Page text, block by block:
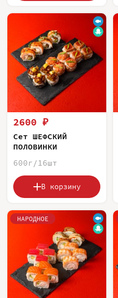
2600 ₽
Сет ШЕФСКИЙ
ПОЛОВИНКИ
600г/16шт
В корзину
НАРОДНОЕ